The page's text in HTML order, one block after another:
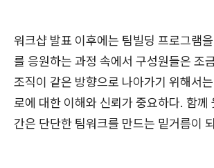
워크샵 발표 이후에는 팀빌딩 프로그램
를 응원하는 과정 속에서 구성원들은 조
조직이 같은 방향으로 나아가기 위해서
로에 대한 이해와 신뢰가 중요하다. 함께
간은 단단한 팀워크를 만드는 밑거름이